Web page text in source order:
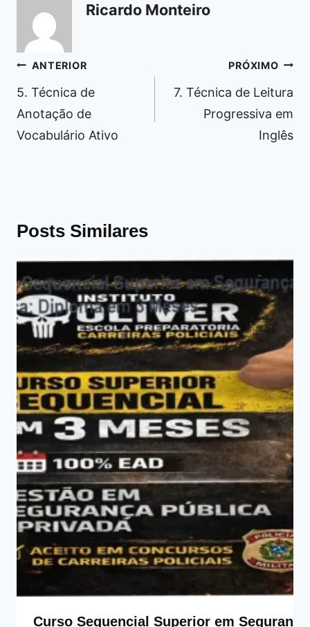
Ricardo Monteiro
Navegação
de
Post
ANTERIOR
5. Técnica de
Anotação de
Vocabulário Ativo
PRÓXIMO
7. Técnica de Leitura
Progressiva em
Inglês
Posts Similares
Curso Sequencial Superior em